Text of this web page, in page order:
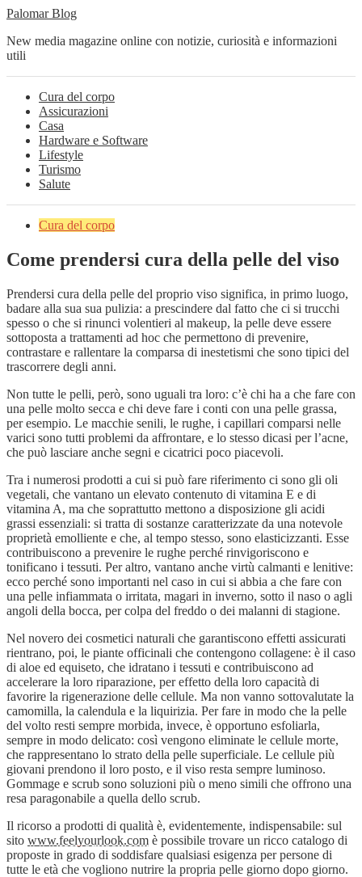
Palomar Blog
New media magazine online con notizie, curiosità e informazioni
utili
Cura del corpo
Assicurazioni
Casa
Hardware e Software
Lifestyle
Turismo
Salute
Cura del corpo
Come prendersi cura della pelle del viso
Prendersi cura della pelle del proprio viso significa, in primo luogo,
badare alla sua sua pulizia: a prescindere dal fatto che ci si trucchi
spesso o che si rinunci volentieri al makeup, la pelle deve essere
sottoposta a trattamenti ad hoc che permettono di prevenire,
contrastare e rallentare la comparsa di inestetismi che sono tipici del
trascorrere degli anni.
Non tutte le pelli, però, sono uguali tra loro: c’è chi ha a che fare con
una pelle molto secca e chi deve fare i conti con una pelle grassa,
per esempio. Le macchie senili, le rughe, i capillari comparsi nelle
varici sono tutti problemi da affrontare, e lo stesso dicasi per l’acne,
che può lasciare anche segni e cicatrici poco piacevoli.
Tra i numerosi prodotti a cui si può fare riferimento ci sono gli oli
vegetali, che vantano un elevato contenuto di vitamina E e di
vitamina A, ma che soprattutto mettono a disposizione gli acidi
grassi essenziali: si tratta di sostanze caratterizzate da una notevole
proprietà emolliente e che, al tempo stesso, sono elasticizzanti. Esse
contribuiscono a prevenire le rughe perché rinvigoriscono e
tonificano i tessuti. Per altro, vantano anche virtù calmanti e lenitive:
ecco perché sono importanti nel caso in cui si abbia a che fare con
una pelle infiammata o irritata, magari in inverno, sotto il naso o agli
angoli della bocca, per colpa del freddo o dei malanni di stagione.
Nel novero dei cosmetici naturali che garantiscono effetti assicurati
rientrano, poi, le piante officinali che contengono collagene: è il caso
di aloe ed equiseto, che idratano i tessuti e contribuiscono ad
accelerare la loro riparazione, per effetto della loro capacità di
favorire la rigenerazione delle cellule. Ma non vanno sottovalutate la
camomilla, la calendula e la liquirizia. Per fare in modo che la pelle
del volto resti sempre morbida, invece, è opportuno esfoliarla,
sempre in modo delicato: così vengono eliminate le cellule morte,
che rappresentano lo strato della pelle superficiale. Le cellule più
giovani prendono il loro posto, e il viso resta sempre luminoso.
Gommage e scrub sono soluzioni più o meno simili che offrono una
resa paragonabile a quella dello scrub.
Il ricorso a prodotti di qualità è, evidentemente, indispensabile: sul
sito www.feelyourlook.com è possibile trovare un ricco catalogo di
proposte in grado di soddisfare qualsiasi esigenza per persone di
tutte le età che vogliono nutrire la propria pelle giorno dopo giorno.